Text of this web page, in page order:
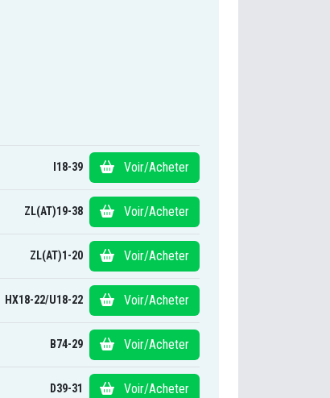
I18-39 Voir/Acheter
ZL(AT)19-38 Voir/Acheter
ZL(AT)1-20 Voir/Acheter
HX18-22/U18-22 Voir/Acheter
B74-29 Voir/Acheter
D39-31 Voir/Acheter